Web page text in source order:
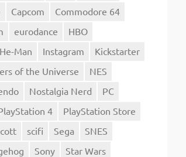
Capcom
Commodore 64
eurodance
HBO
He-Man Instagram
Kickstarter
of the Universe
NES
Nostalgia Nerd
PC
4
PlayStation Store
scifi Sega
SNES
Sony
Star Wars